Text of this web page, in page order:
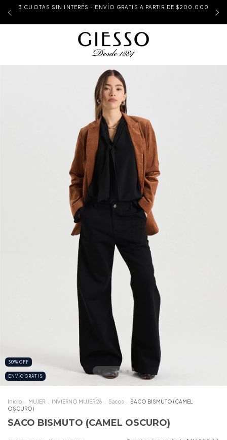
3 CUOTAS SIN INTERÉS - ENVÍO GRATIS A PARTIR DE $200.000
30% OFF
ENVÍO GRATIS
Inicio MUJER INVIERNO MUJER 26 Sacos
SACO BISMUTO (CAMEL
OSCURO)
SACO BISMUTO (CAMEL OSCURO)